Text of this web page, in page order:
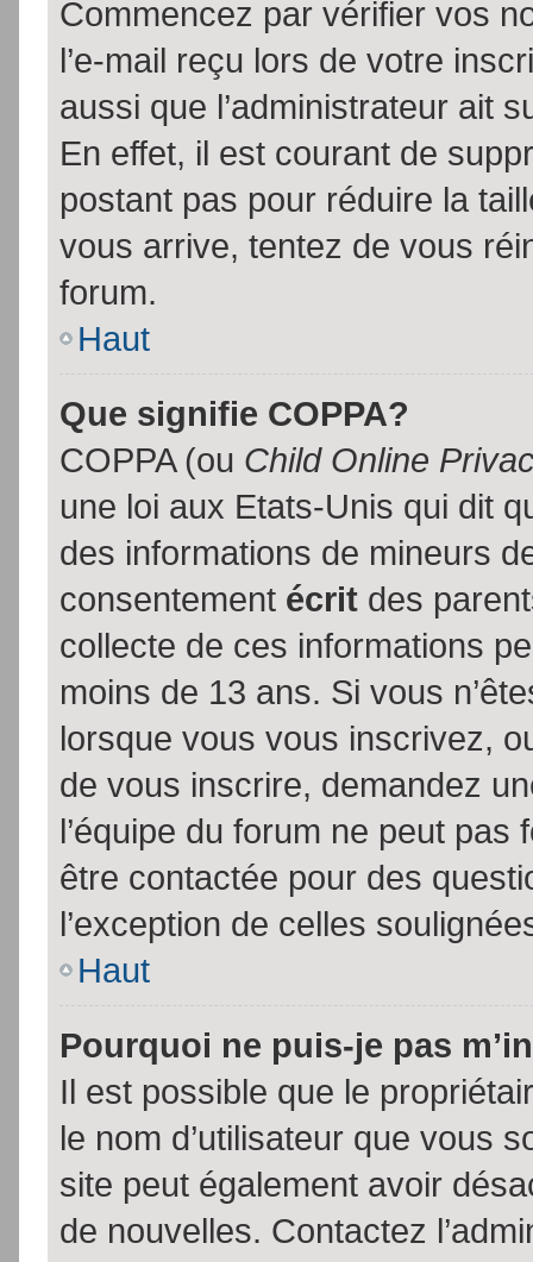
Commencez par vérifier vos
l’e-mail reçu lors de votre
aussi que l’administrateur ait
En effet, il est courant de
postant pas pour réduire la
vous arrive, tentez de vous
forum.
Haut
Que signifie COPPA?
COPPA (ou Child Online
une loi aux Etats-Unis qui dit
des informations de mineurs
consentement écrit des
collecte de ces informations
moins de 13 ans. Si vous
lorsque vous vous inscrivez,
de vous inscrire, demandez
l’équipe du forum ne peut
être contactée pour des
l’exception de celles
Haut
Pourquoi ne puis-je pas
Il est possible que le
le nom d’utilisateur que vous
site peut également avoir
de nouvelles. Contactez